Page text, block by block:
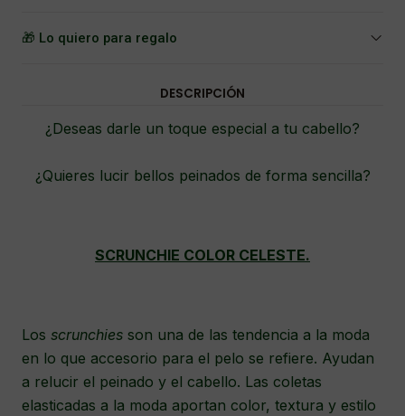
🎁 Lo quiero para regalo
DESCRIPCIÓN
¿Deseas darle un toque especial a tu cabello?
¿Quieres lucir bellos peinados de forma sencilla?
SCRUNCHIE COLOR CELESTE.
Los scrunchies son una de las tendencia a la moda
en lo que accesorio para el pelo se refiere. Ayudan
a relucir el peinado y el cabello. Las coletas
elasticadas a la moda aportan color, textura y estilo